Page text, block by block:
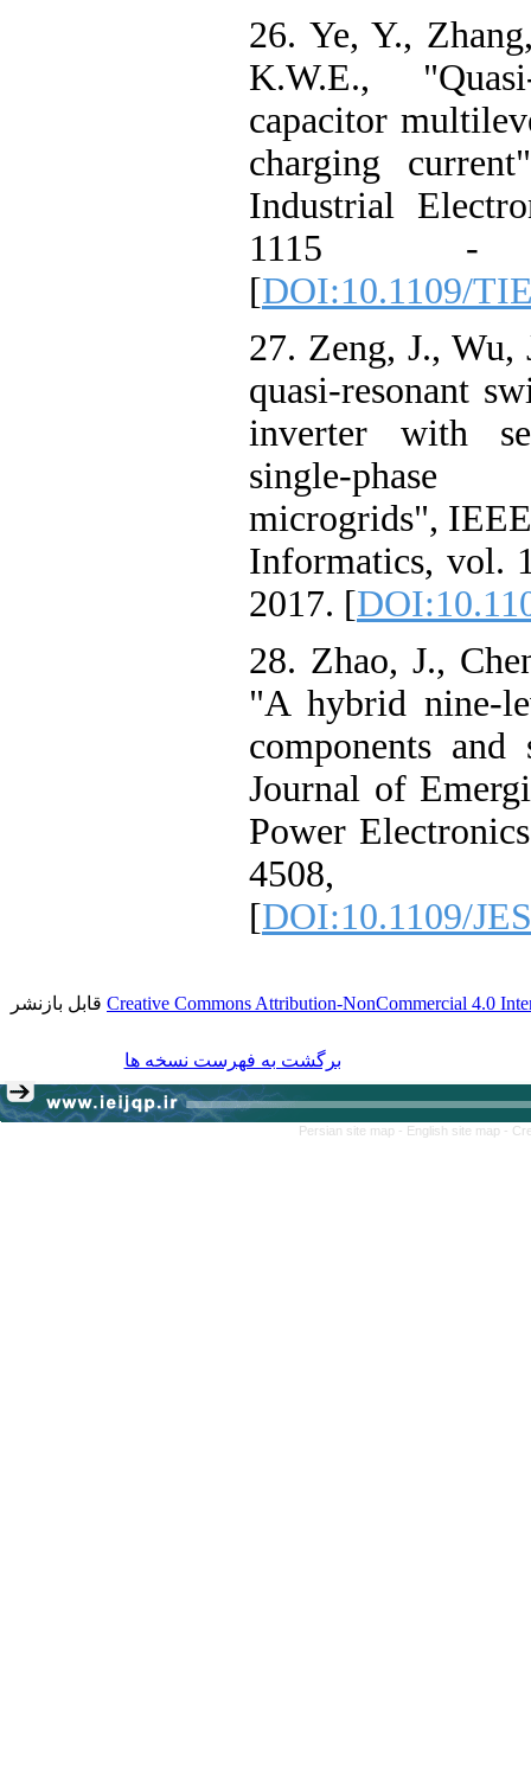
26. Ye, Y.,
K.W.E.,
capacitor
charging
Industrial
1115 -
[DOI:10.1109/
27. Zeng, J.,
quasi-resonant
inverter with
single-
microgrids",
Informatics, vol.
2017. [
28. Zhao, J.,
"A hybrid nine-
components
Journal of
Power
[DOI:10.1109/
Creative Commons Attribution-NonCommercial 4.0 قابل بازنشر
برگشت به فهرست نسخه ها
Persian site map - English site map -